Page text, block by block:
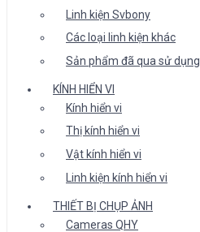
Linh kiện Svbony
Các loại linh kiện khác
Sản phẩm đã qua sử dụng
KÍNH HIỂN VI
Kính hiển vi
Thị kính hiển vi
Vật kính hiển vi
Linh kiện kính hiển vi
THIẾT BỊ CHỤP ẢNH
Cameras QHY